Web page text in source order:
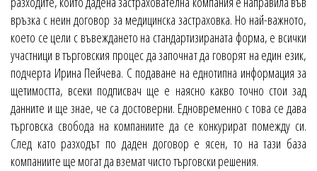
връзка с неин договор за медицинска застраховка. Но най-важното,
което се цели с въвеждането на стандартизираната форма, е всички
участници в търговския процес да започнат да говорят на един език,
подчерта Ирина Пейчева. С подаване на еднотипна информация за
щетимостта, всеки подписвач ще е наясно какво точно стои зад
данните и ще знае, че са достоверни. Едновременно с това се дава
търговска свобода на компаниите да се конкурират помежду си.
След като разходът по даден договор е ясен, то на тази база
компаниите ще могат да вземат чисто търговски решения.